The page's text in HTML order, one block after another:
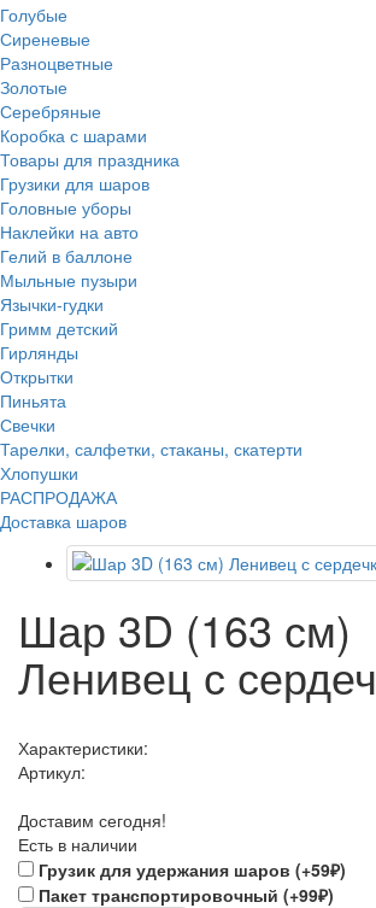
Голубые
Сиреневые
Разноцветные
Золотые
Серебряные
Коробка с шарами
Товары для праздника
Грузики для шаров
Головные уборы
Наклейки на авто
Гелий в баллоне
Мыльные пузыри
Язычки-гудки
Гримм детский
Гирлянды
Открытки
Пиньята
Свечки
Тарелки, салфетки, стаканы, скатерти
Хлопушки
РАСПРОДАЖА
Доставка шаров
Шар 3D (163 см)
Ленивец с
Характеристики:
Артикул:
Доставим сегодня!
Есть в наличии
Грузик для удержания шаров (+59₽)
Пакет транспортировочный (+99₽)